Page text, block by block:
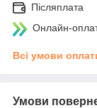
Післяплата
Онлайн-
Всі умови
Умови